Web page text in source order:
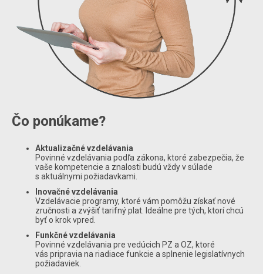
Čo ponúkame?
Aktualizačné vzdelávania
Povinné vzdelávania podľa zákona, ktoré zabezpečia, že
vaše kompetencie a znalosti budú vždy v súlade
s aktuálnymi požiadavkami.
Inovačné vzdelávania
Vzdelávacie programy, ktoré vám pomôžu získať nové
zručnosti a zvýšiť tarifný plat. Ideálne pre tých, ktorí chcú
byť o krok vpred.
Funkčné vzdelávania
Povinné vzdelávania pre vedúcich PZ a OZ, ktoré
vás pripravia na riadiace funkcie a splnenie legislatívnych
požiadaviek.